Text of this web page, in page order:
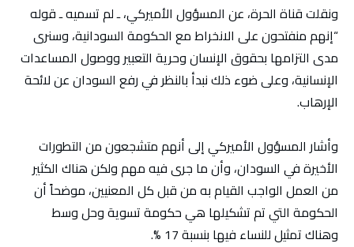
ونقلت قناة الحرة، عن المسؤول الأميركي، ـ لم تسميه ـ قوله
“إنهم منفتحون على الانخراط مع الحكومة السودانية، وسنرى
مدى التزامها بحقوق الإنسان وحرية التعبير ووصول المساعدات
الإنسانية، وعلى ضوء ذلك نبدأ بالنظر في رفع السودان عن لائحة
الإرهاب.
وأشار المسؤول الأميركي إلى أنهم متشجعون من التطورات
الأخيرة في السودان، وأن ما جرى فيه مهم ولكن هناك الكثير
من العمل الواجب القيام به من قبل كل المعنيين، موضحاً أن
الحكومة التي تم تشكيلها هي حكومة تسوية وحل وسط
وهناك تمثيل للنساء فيها بنسبة 17 %.